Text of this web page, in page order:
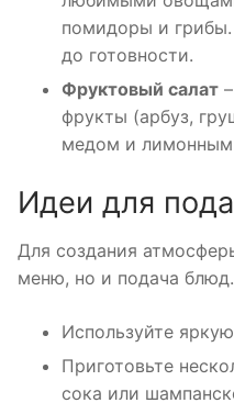
помидоры и
до готовности.
Фруктовый салат
фрукты (арбуз,
медом и
Идеи для
Для создания
меню, но и подача
Используйте
Приготовьте
сока или